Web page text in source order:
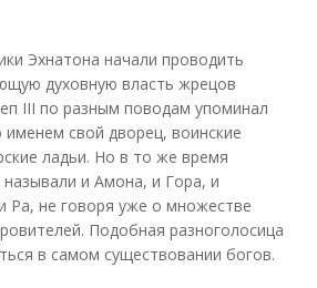
Эхнатона начали проводить
духовную власть жрецов
III по разным поводам упоминал
свой дворец, воинские
ладьи. Но в то же время
и Амона, и Гора, и
Ра, не говоря уже о множестве
Подобная разноголосица
в самом существовании богов.